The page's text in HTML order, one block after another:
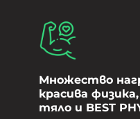
Множество
красива
тяло и BEST